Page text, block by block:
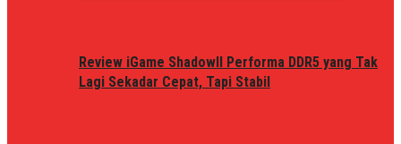
Review iGame ShadowII Performa DDR5 yang Tak
Lagi Sekadar Cepat, Tapi Stabil